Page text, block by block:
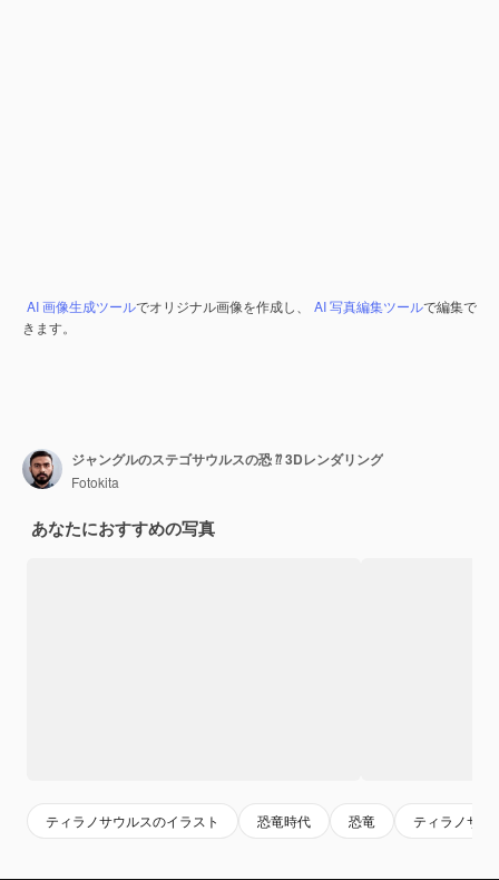
AI 画像生成ツールでオリジナル画像を作成し、 AI 写真編集ツールで編集で
きます。
ジャングルのステゴサウルスの恐 ⁇ 3Dレンダリング
Fotokita
あなたにおすすめの写真
ティラノサウルスのイラスト 恐竜時代 恐竜 ティラノサウ